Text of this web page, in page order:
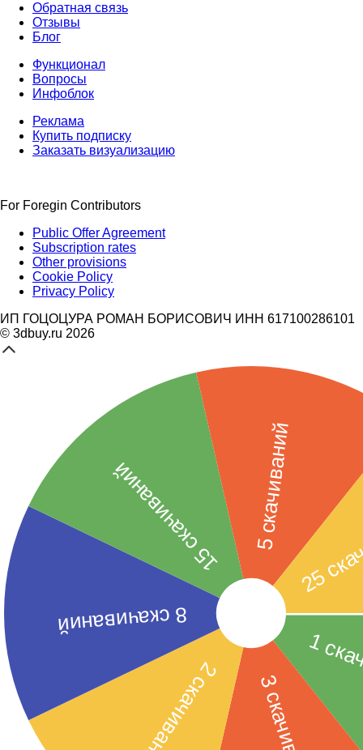
Обратная связь
Отзывы
Блог
Функционал
Вопросы
Инфоблок
Реклама
Купить подписку
Заказать визуализацию
For Foregin Contributors
Public Offer Agreement
Subscription rates
Other provisions
Cookie Policy
Privacy Policy
ИП ГОЦОЦУРА РОМАН БОРИСОВИЧ ИНН 617100286101
© 3dbuy.ru 2026